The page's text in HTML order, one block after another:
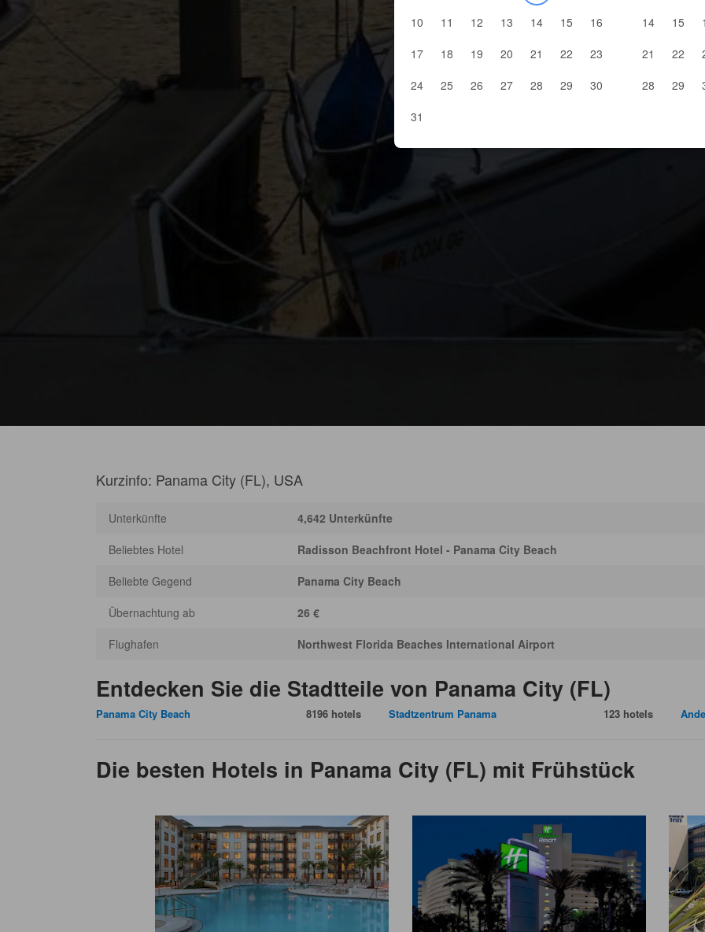
10
11 12 13 14 15
16
17
18 19 20 21 22
23
24
25 26 27 28 29
30
31
14
15
21
22
28
29
Kurzinfo: Panama City (FL), USA
Unterkünfte
4,642 Unterkünfte
Beliebtes Hotel
Radisson Beachfront Hotel - Panama City Beach
Beliebte Gegend
Panama City Beach
Übernachtung ab
26 €
Flughafen
Northwest Florida Beaches International Airport
Entdecken Sie die Stadtteile von Panama City (FL)
Panama City Beach 8196 hotels Stadtzentrum Panama 123 hotels
Die besten Hotels in Panama City (FL) mit Frühstück